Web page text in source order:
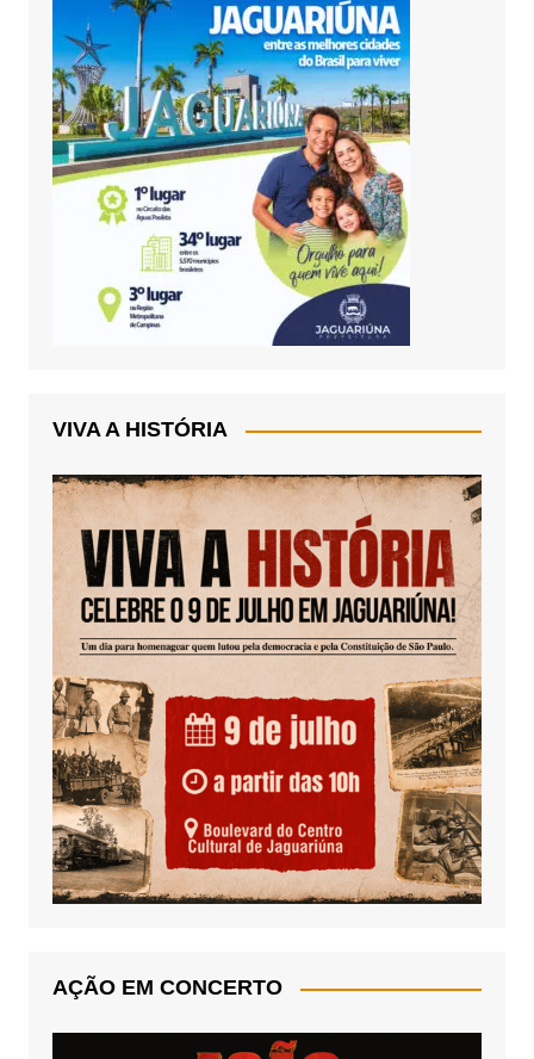
VIVA A HISTÓRIA
AÇÃO EM CONCERTO